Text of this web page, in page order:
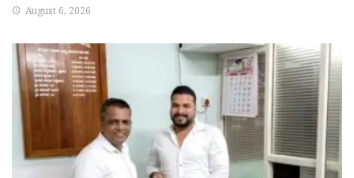
August 6, 2026